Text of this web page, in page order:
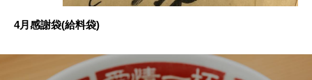
4月感謝袋(給料袋)